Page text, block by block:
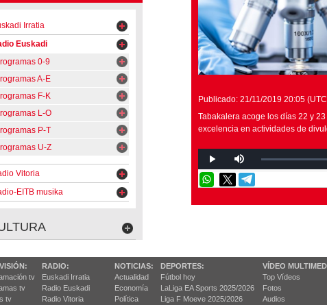
Irratia
Euskadi
0-9
A-E
F-K
L-O
P-T
U-Z
Vitoria
EITB musika
Publicado: 21/11/2019 20:05
Tabakalera acoge los días 22 y
excelencia en actividades de
tv
tv
tv
RADIO:
Euskadi Irratia
Radio Euskadi
Radio Vitoria
NOTICIAS:
Actualidad
Economía
Política
DEPORTES:
Fútbol hoy
LaLiga EA Sports 2025/2026
Liga F Moeve 2025/2026
VÍDEO
Top Vídeos
Fotos
Audios